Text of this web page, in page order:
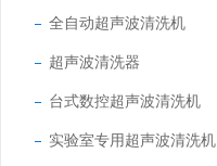
全自动超声波清洗机
超声波清洗器
台式数控超声波清洗机
实验室专用超声波清洗机